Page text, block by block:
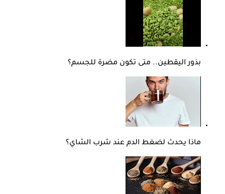
بذور اليقطين.. متى تكون مضرة للجسم؟
ماذا يحدث لضغط الدم عند شرب الشاي؟